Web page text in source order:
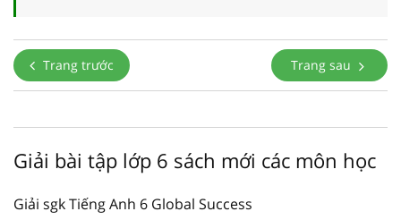
Trang trước Trang sau
Giải bài tập lớp 6 sách mới các môn học
Giải sgk Tiếng Anh 6 Global Success